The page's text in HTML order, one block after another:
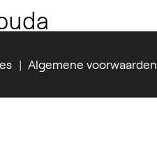
Algemene voorwaarden